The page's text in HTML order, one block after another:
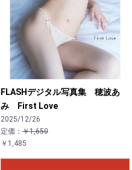
FLASHデジタル写真集 穂波あ
み First Love
2025/12/26
定価： ￥1,650
￥1,485